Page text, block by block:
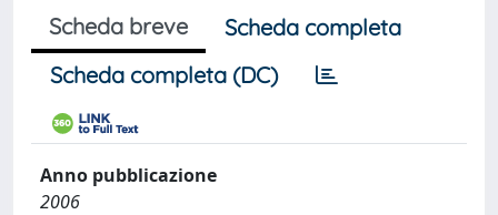
Scheda breve
Scheda completa
Scheda completa (DC)
Anno pubblicazione
2006